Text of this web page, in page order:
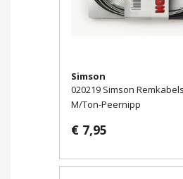
Simson
020219 Simson
M/Ton-Peernipp
€ 7,95